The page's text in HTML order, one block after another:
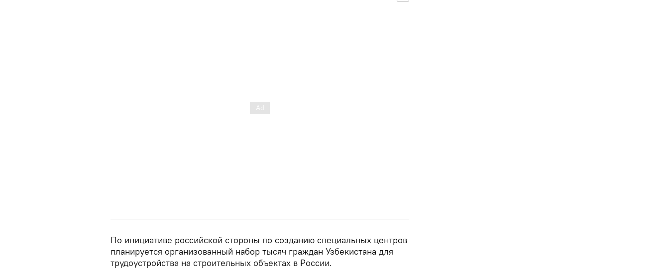
По инициативе российской стороны по созданию специальных центров
планируется организованный набор тысяч граждан Узбекистана для
трудоустройства на строительных объектах в России.